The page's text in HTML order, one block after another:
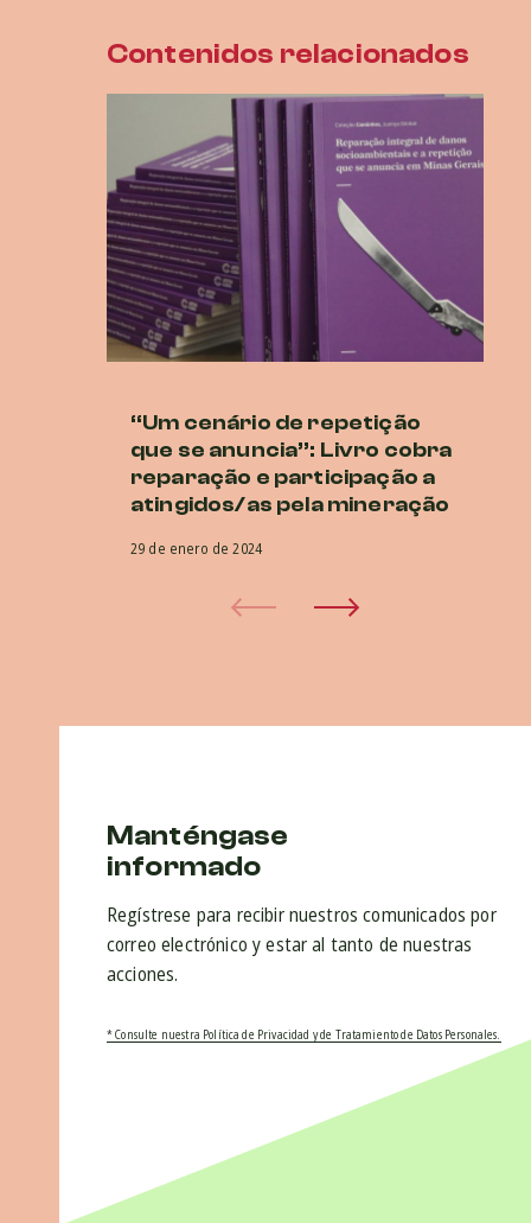
Contenidos relacionados
“Um cenário de repetição
que se anuncia”: Livro cobra
reparação e participação a
atingidos/as pela mineração
29 de enero de 2024
Manténgase
informado
Regístrese para recibir nuestros comunicados por
correo electrónico y estar al tanto de nuestras
acciones.
* Consulte nuestra Política de Privacidad y de Tratamiento de Datos Personales.